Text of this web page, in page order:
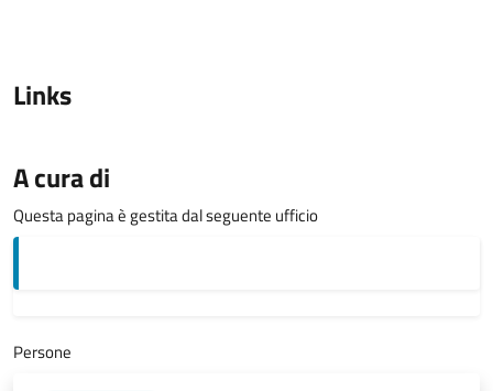
Links
A cura di
Questa pagina è gestita dal seguente ufficio
Persone